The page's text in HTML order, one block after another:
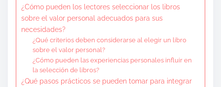
¿Cómo pueden los lectores seleccionar los libros
sobre el valor personal adecuados para sus
necesidades?
¿Qué criterios deben considerarse al elegir un libro
sobre el valor personal?
¿Cómo pueden las experiencias personales influir en
la selección de libros?
¿Qué pasos prácticos se pueden tomar para integrar